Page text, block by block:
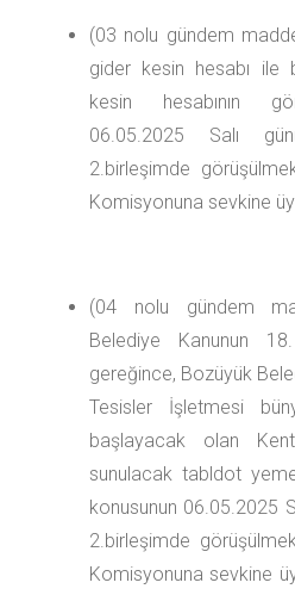
(03 nolu gündem
gider kesin hesabı ile
kesin hesabının
06.05.2025 Salı
2.birleşimde
Komisyonuna sevkine
(04 nolu gündem
Belediye Kanunun
gereğince, Bozüyük
Tesisler İşletmesi
başlayacak olan
sunulacak tabldot
konusunun 06.05.2025
2.birleşimde
Komisyonuna sevkine